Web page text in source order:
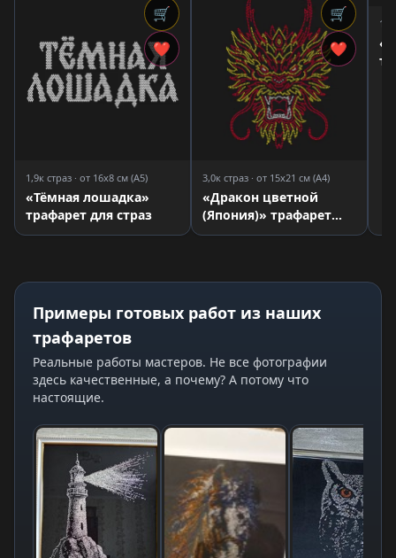
🛒
❤
1,9к страз · от 16x8 см (A5)
«Тёмная лошадка»
трафарет для страз
🛒
❤
3,0к страз · от 15x21 см (A4)
«Дракон цветной
(Япония)» трафарет
для страз
Примеры готовых работ из наших
трафаретов
Реальные работы мастеров. Не все фотографии
здесь качественные, а почему? А потому что
настоящие.